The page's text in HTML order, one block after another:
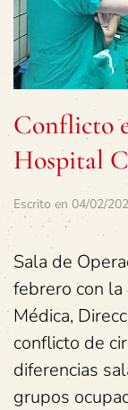
Conflicto
Hospital
Escrito en 04/02/
Sala de
febrero con la
Médica,
conflicto de
diferencias
grupos